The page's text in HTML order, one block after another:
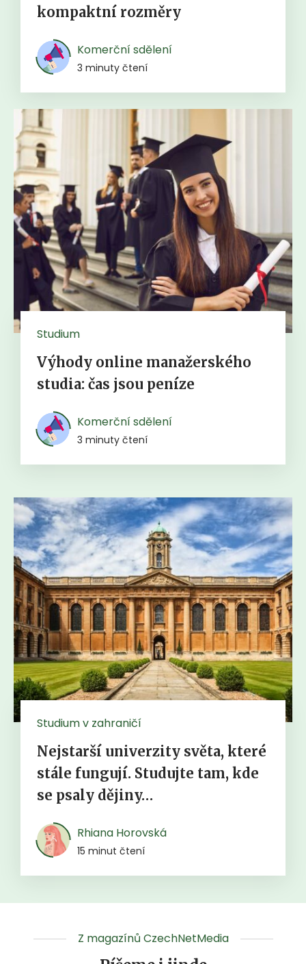
kompaktní rozměry
Komerční sdělení
3 minuty čtení
Studium
Výhody online manažerského
studia: čas jsou peníze
Komerční sdělení
3 minuty čtení
Studium v zahraničí
Nejstarší univerzity světa, které
stále fungují. Studujte tam, kde
se psaly dějiny…
Rhiana Horovská
15 minut čtení
Z magazínů CzechNetMedia